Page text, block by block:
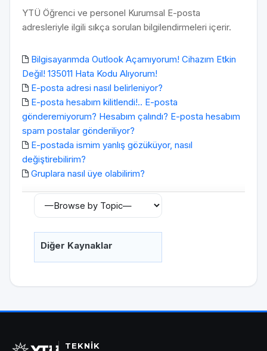
YTÜ Öğrenci ve personel Kurumsal E-posta
adresleriyle ilgili sıkça sorulan bilgilendirmeleri içerir.
Bilgisayarımda Outlook Açamıyorum! Cihazım Etkin
Değil! 135011 Hata Kodu Alıyorum!
E-posta adresi nasıl belirleniyor?
E-posta hesabım kilitlendi!.. E-posta
gönderemiyorum? Hesabım çalındı? E-posta hesabım
spam postalar gönderiliyor?
E-postada ismim yanlış gözüküyor, nasıl
değiştirebilirim?
Gruplara nasıl üye olabilirim?
Diğer Kaynaklar
TEKNİK